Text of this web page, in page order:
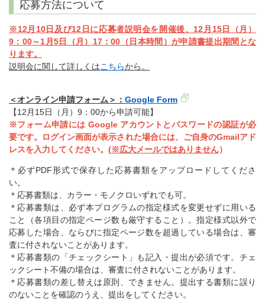
応募方法について
※12月10日及び12日に応募者説明会を開催後、12月15日（月）
9：00～1月5日（月）17：00（日本時間）が申請書提出期間とな
ります。
説明会に関して詳しくはこちらから。
＜オンライン申請フォーム＞： Google Form
【12月15日（月）9：00から申請可能】
※フォーム申請には Google アカウントとパスワードの認証が必
要です。ログイン画面が表示された場合には、ご自身のGmailアド
レスを入力してください。(※広大メールではありません）
＊必ずPDF形式で保存した応募書類をアップロードしてくださ
い。
＊応募書類は、カラー・モノクロいずれでも可。
＊応募書類は、必ず本プログラムの指定様式を変更せずに用いる
こと（各項目の指定ページ数も厳守すること）。指定様式以外で
応募した場合、ならびに指定ページ数を超過している場合は、審
査に付されないことがあります。
＊応募書類の「チェックシート」も記入・提出が必須です。チェ
ックシート不備の場合は、審査に付されないことがあります。
＊応募書類の差し替えは原則、できません。提出する書類に誤り
のないことを確認のうえ、提出をしてください。